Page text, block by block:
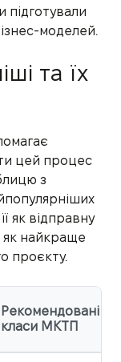
моделей.
та їх
цей процес
з
як відправну
як найкраще
проєкту.
Рекомендовані
класи МКТП